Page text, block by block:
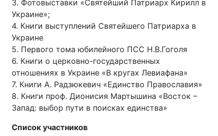
3. Фотовыставки «Святейший Патриарх Кирилл в
Украине»;
4. Книги выступлений Святейшего Патриарха в
Украине
5. Первого тома юбилейного ПСС Н.В.Гоголя
6. Книги о церковно-государственных
отношениях в Украине «В кругах Левиафана»
7. Книги А. Радзюкевич «Единство Православия»
8. Книги проф. Дионисия Мартышина «Восток –
Запад: выбор пути в поисках единства»
Список участников